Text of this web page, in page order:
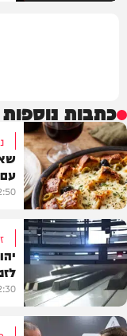
כתבות נוספות
מתכונים
עם